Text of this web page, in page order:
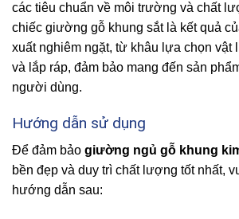
các tiêu chuẩn về môi trường và chất
chiếc giường gỗ khung sắt là kết quả
xuất nghiêm ngặt, từ khâu lựa chọn vật
và lắp ráp, đảm bảo mang đến sản
người dùng.
Hướng dẫn sử dụng
Để đảm bảo giường ngủ gỗ khung
bền đẹp và duy trì chất lượng tốt nhất,
hướng dẫn sau: